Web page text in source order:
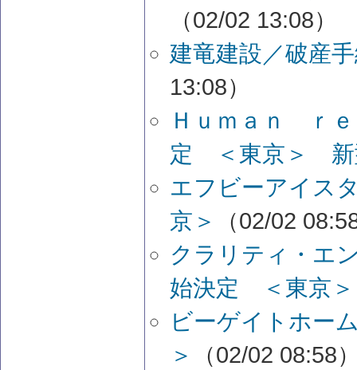
（02/02 13:08）
建竜建設／破産
13:08）
Ｈｕｍａｎ ｒｅ
定 ＜東京＞ 新
エフビーアイス
京＞
（02/02
クラリティ・エ
始決定 ＜東京＞
ビーゲイトホー
＞
（02/02 08:58